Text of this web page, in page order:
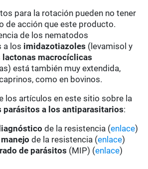
para la rotación pueden no tener
de acción que este producto.
de los nematodos
a los imidazotiazoles (levamisol y
lactonas macrocíclicas
está también muy extendida,
como en bovinos.
los artículos en este sitio sobre la
parásitos a los antiparasitarios:
de la resistencia (enlace)
de la resistencia (enlace)
de parásitos (MIP) (enlace)